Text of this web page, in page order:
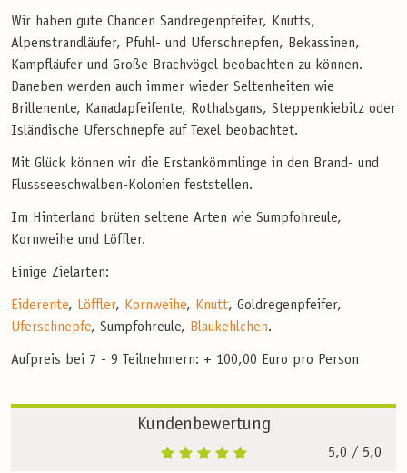
Wir haben gute Chancen Sandregenpfeifer, Knutts,
Alpenstrandläufer, Pfuhl- und Uferschnepfen, Bekassinen,
Kampfläufer und Große Brachvögel beobachten zu können.
Daneben werden auch immer wieder Seltenheiten wie
Brillenente, Kanadapfeifente, Rothalsgans, Steppenkiebitz oder
Isländische Uferschnepfe auf Texel beobachtet.
Mit Glück können wir die Erstankömmlinge in den Brand- und
Flussseeschwalben-Kolonien feststellen.
Im Hinterland brüten seltene Arten wie Sumpfohreule,
Kornweihe und Löffler.
Einige Zielarten:
Eiderente, Löffler, Kornweihe, Knutt, Goldregenpfeifer,
Uferschnepfe, Sumpfohreule, Blaukehlchen.
Aufpreis bei 7 - 9 Teilnehmern: + 100,00 Euro pro Person
Kundenbewertung
5,0 / 5,0